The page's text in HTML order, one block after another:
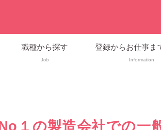
職種から探す
Job
登録からお仕事ま
Information
No１の製造会社での